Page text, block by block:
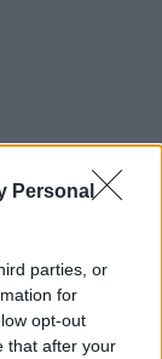
Personal
parties, or
for
opt-out
that after your